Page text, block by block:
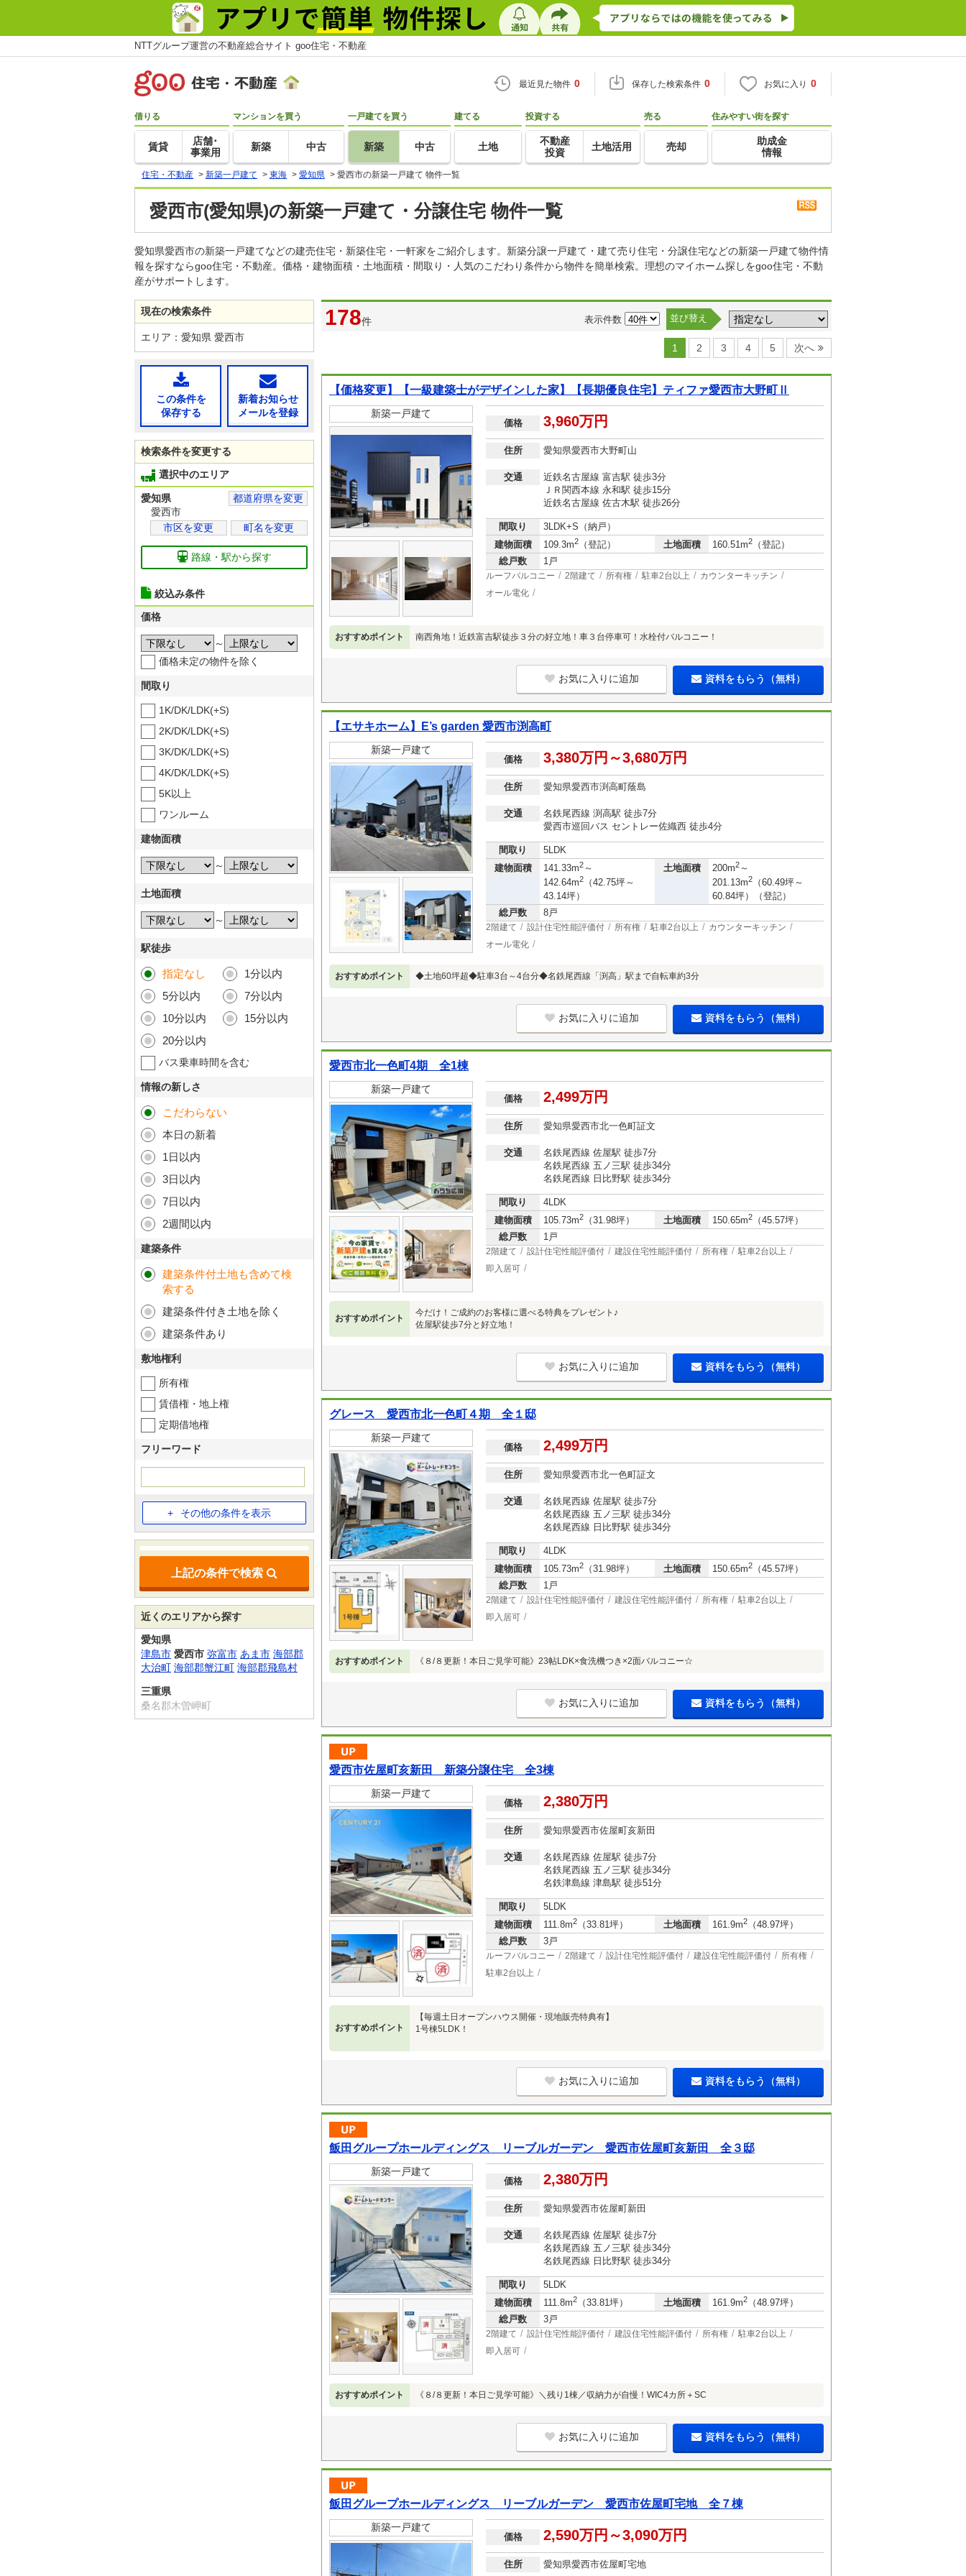
NTTグループ運営の不動産総合サイト goo住宅・不動産
最近見た物件 0 保存した検索条件 0 お気に入り 0
借りる
賃貸
店舗･
事業用
マンションを買う
新築 中古
一戸建てを買う
新築 中古
建てる
土地
投資する
不動産
投資
土地活用
売る
売却
住みやすい街を探す
助成金
情報
住宅・不動産 > 新築一戸建て > 東海 > 愛知県 > 愛西市の新築一戸建て 物件一覧
愛西市(愛知県)の新築一戸建て・分譲住宅 物件一覧
愛知県愛西市の新築一戸建てなどの建売住宅・新築住宅・一軒家をご紹介します。新築分譲一戸建て・建て売り住宅・分譲住宅などの新築一戸建て物件情
報を探すならgoo住宅・不動産。価格・建物面積・土地面積・間取り・人気のこだわり条件から物件を簡単検索。理想のマイホーム探しをgoo住宅・不動
産がサポートします。
178件 表示件数 並び替え
1 2 3 4 5 次へ
【価格変更】【一級建築士がデザインした家】【長期優良住宅】ティファ愛西市大野町Ⅱ
新築一戸建て
価格 3,960万円
住所 愛知県愛西市大野町山
交通
近鉄名古屋線 富吉駅 徒歩3分
ＪＲ関西本線 永和駅 徒歩15分
近鉄名古屋線 佐古木駅 徒歩26分
間取り
3LDK+S（納戸）
建物面積
109.3m2 （登記） 土地面積 160.51m2
（登記）
総戸数
1戸
ルーフバルコニー 2階建て 所有権 駐車2台以上
カウンターキッチン
オール電化
おすすめポイント 南西角地！近鉄富吉駅徒歩３分の好立地！車３台停車可！水栓付バルコニー！
お気に入りに追加 資料をもらう（無料）
【エサキホーム】E’s garden 愛西市渕高町
新築一戸建て
価格 3,380万円～3,680万円
住所 愛知県愛西市渕高町蔭島
交通
名鉄尾西線 渕高駅 徒歩7分
愛西市巡回バス セントレー佐織西 徒歩4分
間取り
5LDK
建物面積
141.33m2～
142.64m2
（42.75坪～
43.14坪）
土地面積 200m2～
201.13m2
（60.49坪～
60.84坪）（登記）
総戸数
8戸
2階建て 設計住宅性能評価付 所有権 駐車2台以上
カウンターキッチン
オール電化
おすすめポイント ◆土地60坪超◆駐車3台～4台分◆名鉄尾西線「渕高」駅まで自転車約3分
お気に入りに追加 資料をもらう（無料）
愛西市北一色町4期 全1棟
新築一戸建て
価格 2,499万円
住所 愛知県愛西市北一色町証文
交通
名鉄尾西線 佐屋駅 徒歩7分
名鉄尾西線 五ノ三駅 徒歩34分
名鉄尾西線 日比野駅 徒歩34分
間取り
4LDK
建物面積
105.73m2 （31.98坪） 土地面積 150.65m2
（45.57坪）
総戸数
1戸
2階建て 設計住宅性能評価付 建設住宅性能評価付 所有権
駐車2台以上
即入居可
おすすめポイント
今だけ！ご成約のお客様に選べる特典をプレゼント♪
佐屋駅徒歩7分と好立地！
お気に入りに追加 資料をもらう（無料）
グレース 愛西市北一色町４期 全１邸
新築一戸建て
価格 2,499万円
住所 愛知県愛西市北一色町証文
交通
名鉄尾西線 佐屋駅 徒歩7分
名鉄尾西線 五ノ三駅 徒歩34分
名鉄尾西線 日比野駅 徒歩34分
間取り
4LDK
建物面積
105.73m2 （31.98坪） 土地面積 150.65m2
（45.57坪）
総戸数
1戸
2階建て 設計住宅性能評価付 建設住宅性能評価付 所有権
駐車2台以上
即入居可
おすすめポイント 《８/８更新！本日ご見学可能》23帖LDK×食洗機つき×2面バルコニー☆
お気に入りに追加 資料をもらう（無料）
愛西市佐屋町亥新田 新築分譲住宅 全3棟
新築一戸建て
価格 2,380万円
住所 愛知県愛西市佐屋町亥新田
交通
名鉄尾西線 佐屋駅 徒歩7分
名鉄尾西線 五ノ三駅 徒歩34分
名鉄津島線 津島駅 徒歩51分
間取り
5LDK
建物面積
111.8m2 （33.81坪） 土地面積 161.9m2
（48.97坪）
総戸数
3戸
ルーフバルコニー 2階建て 設計住宅性能評価付 建設住宅性能評価付
所有権
駐車2台以上
おすすめポイント
【毎週土日オープンハウス開催・現地販売特典有】
1号棟5LDK！
お気に入りに追加 資料をもらう（無料）
飯田グループホールディングス リーブルガーデン 愛西市佐屋町亥新田 全３邸
新築一戸建て
価格 2,380万円
住所 愛知県愛西市佐屋町新田
交通
名鉄尾西線 佐屋駅 徒歩7分
名鉄尾西線 五ノ三駅 徒歩34分
名鉄尾西線 日比野駅 徒歩34分
間取り
5LDK
建物面積
111.8m2 （33.81坪） 土地面積 161.9m2
（48.97坪）
総戸数
3戸
2階建て 設計住宅性能評価付 建設住宅性能評価付 所有権
駐車2台以上
即入居可
おすすめポイント 《８/８更新！本日ご見学可能》＼残り1棟／収納力が自慢！WIC4カ所＋SC
お気に入りに追加 資料をもらう（無料）
飯田グループホールディングス リーブルガーデン 愛西市佐屋町宅地 全７棟
新築一戸建て
価格 2,590万円～3,090万円
住所 愛知県愛西市佐屋町宅地
現在の検索条件
エリア：愛知県 愛西市
この条件を
保存する
新着お知らせ
メールを登録
検索条件を変更する
選択中のエリア
愛知県
都道府県を変更
愛西市
市区を変更
町名を変更
路線・駅から探す
絞込み条件
価格
～
価格未定の物件を除く
間取り
1K/DK/LDK(+S)
2K/DK/LDK(+S)
3K/DK/LDK(+S)
4K/DK/LDK(+S)
5K以上
ワンルーム
建物面積
～
土地面積
～
駅徒歩
指定なし
1分以内
5分以内
7分以内
10分以内
15分以内
20分以内
バス乗車時間を含む
情報の新しさ
こだわらない
本日の新着
1日以内
3日以内
7日以内
2週間以内
建築条件
建築条件付土地も含めて検
索する
建築条件付き土地を除く
建築条件あり
敷地権利
所有権
賃借権・地上権
定期借地権
フリーワード
その他の条件を表示
上記の条件で検索
近くのエリアから探す
愛知県
津島市 愛西市 弥富市 あま市 海部郡
大治町 海部郡蟹江町 海部郡飛島村
三重県
桑名郡木曽岬町